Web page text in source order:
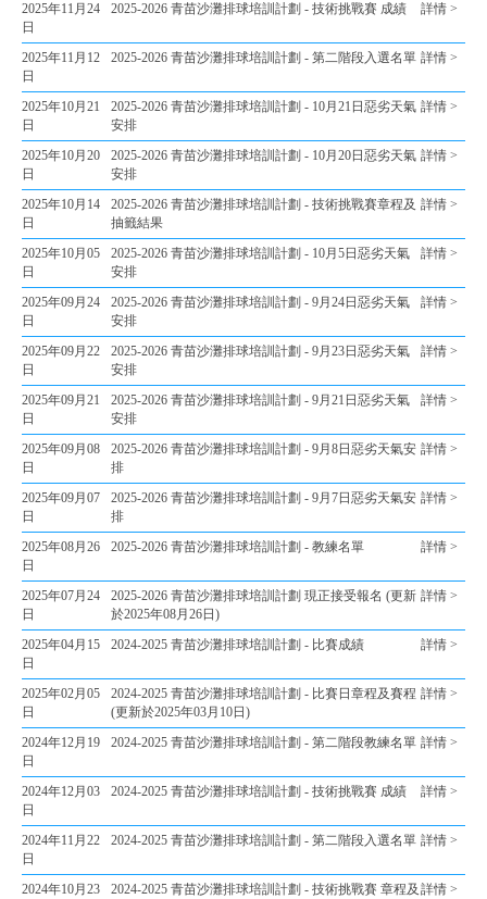
2025年11月24
日
2025-2026 青苗沙灘排球培訓計劃 - 技術挑戰賽 成績 詳情 >
2025年11月12
日
2025-2026 青苗沙灘排球培訓計劃 - 第二階段入選名單 詳情 >
2025年10月21
日
2025-2026 青苗沙灘排球培訓計劃 - 10月21日惡劣天氣
安排
詳情 >
2025年10月20
日
2025-2026 青苗沙灘排球培訓計劃 - 10月20日惡劣天氣
安排
詳情 >
2025年10月14
日
2025-2026 青苗沙灘排球培訓計劃 - 技術挑戰賽章程及
抽籤結果
詳情 >
2025年10月05
日
2025-2026 青苗沙灘排球培訓計劃 - 10月5日惡劣天氣
安排
詳情 >
2025年09月24
日
2025-2026 青苗沙灘排球培訓計劃 - 9月24日惡劣天氣
安排
詳情 >
2025年09月22
日
2025-2026 青苗沙灘排球培訓計劃 - 9月23日惡劣天氣
安排
詳情 >
2025年09月21
日
2025-2026 青苗沙灘排球培訓計劃 - 9月21日惡劣天氣
安排
詳情 >
2025年09月08
日
2025-2026 青苗沙灘排球培訓計劃 - 9月8日惡劣天氣安
排
詳情 >
2025年09月07
日
2025-2026 青苗沙灘排球培訓計劃 - 9月7日惡劣天氣安
排
詳情 >
2025年08月26
日
2025-2026 青苗沙灘排球培訓計劃 - 教練名單 詳情 >
2025年07月24
日
2025-2026 青苗沙灘排球培訓計劃 現正接受報名 (更新
於2025年08月26日)
詳情 >
2025年04月15
日
2024-2025 青苗沙灘排球培訓計劃 - 比賽成績 詳情 >
2025年02月05
日
2024-2025 青苗沙灘排球培訓計劃 - 比賽日章程及賽程
(更新於2025年03月10日)
詳情 >
2024年12月19
日
2024-2025 青苗沙灘排球培訓計劃 - 第二階段教練名單 詳情 >
2024年12月03
日
2024-2025 青苗沙灘排球培訓計劃 - 技術挑戰賽 成績 詳情 >
2024年11月22
日
2024-2025 青苗沙灘排球培訓計劃 - 第二階段入選名單 詳情 >
2024年10月23
2024-2025 青苗沙灘排球培訓計劃 - 技術挑戰賽 章程及 詳情 >